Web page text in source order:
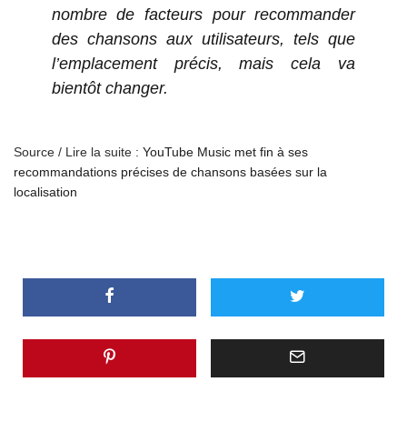
nombre de facteurs pour recommander
des chansons aux utilisateurs, tels que
l’emplacement précis, mais cela va
bientôt changer.
Source / Lire la suite : YouTube Music met fin à ses
recommandations précises de chansons basées sur la
localisation